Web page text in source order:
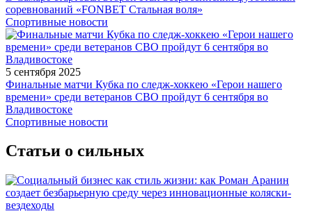
соревнований «FONBET Стальная воля»
Спортивные новости
5 сентября 2025
Финальные матчи Кубка по следж-хоккею «Герои нашего
времени» среди ветеранов СВО пройдут 6 сентября во
Владивостоке
Спортивные новости
Статьи о сильных